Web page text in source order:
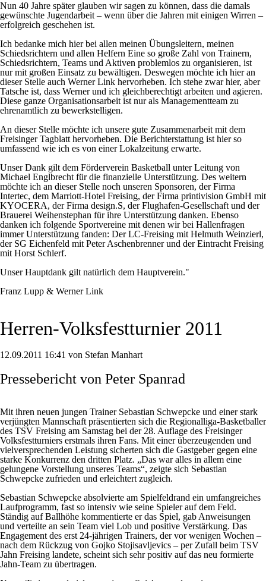
Nun 40 Jahre später glauben wir sagen zu können, dass die damals
gewünschte Jugendarbeit – wenn über die Jahren mit einigen Wirren –
erfolgreich geschehen ist.
Ich bedanke mich hier bei allen meinen Übungsleitern, meinen
Schiedsrichtern und allen Helfern Eine so große Zahl von Trainern,
Schiedsrichtern, Teams und Aktiven problemlos zu organisieren, ist
nur mit großen Einsatz zu bewältigen. Deswegen möchte ich hier an
dieser Stelle auch Werner Link hervorheben. Ich stehe zwar hier, aber
Tatsche ist, dass Werner und ich gleichberechtigt arbeiten und agieren.
Diese ganze Organisationsarbeit ist nur als Managementteam zu
ehrenamtlich zu bewerkstelligen.
An dieser Stelle möchte ich unsere gute Zusammenarbeit mit dem
Freisinger Tagblatt hervorheben. Die Berichterstattung ist hier so
umfassend wie ich es von einer Lokalzeitung erwarte.
Unser Dank gilt dem Förderverein Basketball unter Leitung von
Michael Englbrecht für die finanzielle Unterstützung. Des weitern
möchte ich an dieser Stelle noch unseren Sponsoren, der Firma
Intertec, dem Marriott-Hotel Freising, der Firma printivision GmbH mit
KYOCERA, der Firma design.S, der Flughafen-Gesellschaft und der
Brauerei Weihenstephan für ihre Unterstützung danken. Ebenso
danken ich folgende Sportvereine mit denen wir bei Hallenfragen
immer Unterstützung fanden: Der LC-Freising mit Helmuth Weinzierl,
der SG Eichenfeld mit Peter Aschenbrenner und der Eintracht Freising
mit Horst Schlerf.
Unser Hauptdank gilt natürlich dem Hauptverein."
Franz Lupp & Werner Link
Herren-Volksfestturnier 2011
12.09.2011 16:41 von Stefan Manhart
Pressebericht von Peter Spanrad
Mit ihren neuen jungen Trainer Sebastian Schwepcke und einer stark
verjüngten Mannschaft präsentierten sich die Regionalliga-Basketballer
des TSV Freising am Samstag bei der 28. Auflage des Freisinger
Volksfestturniers erstmals ihren Fans. Mit einer überzeugenden und
vielversprechenden Leistung sicherten sich die Gastgeber gegen eine
starke Konkurrenz den dritten Platz. „Das war alles in allem eine
gelungene Vorstellung unseres Teams“, zeigte sich Sebastian
Schwepcke zufrieden und erleichtert zugleich.
Sebastian Schwepcke absolvierte am Spielfeldrand ein umfangreiches
Laufprogramm, fast so intensiv wie seine Spieler auf dem Feld.
Ständig auf Ballhöhe kommentierte er das Spiel, gab Anweisungen
und verteilte an sein Team viel Lob und positive Verstärkung. Das
Engagement des erst 24-jährigen Trainers, der vor wenigen Wochen –
nach dem Rückzug von Gojko Stojisavljevics – per Zufall beim TSV
Jahn Freising landete, scheint sich sehr positiv auf das neu formierte
Jahn-Team zu übertragen.